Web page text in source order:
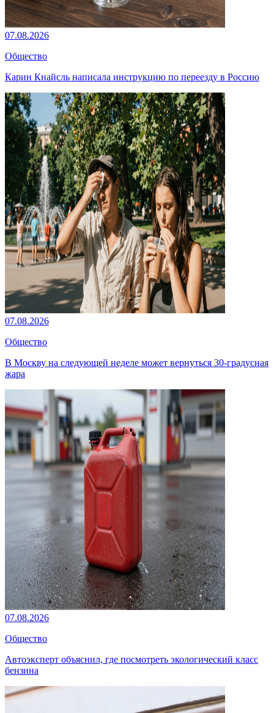
07.08.2026
Общество
Карин Кнайсль написала инструкцию по переезду в Россию
07.08.2026
Общество
В Москву на следующей неделе может вернуться 30-градусная
жара
07.08.2026
Общество
Автоэксперт объяснил, где посмотреть экологический класс
бензина